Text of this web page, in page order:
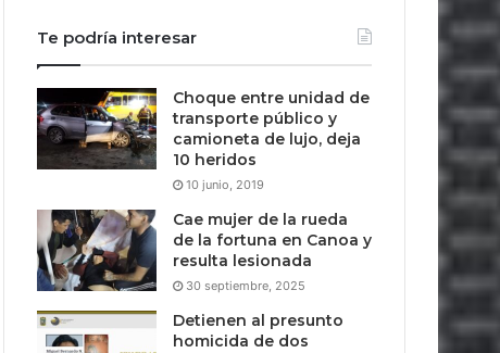
Te podría interesar
Choque entre unidad de
transporte público y
camioneta de lujo, deja
10 heridos
10 junio, 2019
Cae mujer de la rueda
de la fortuna en Canoa y
resulta lesionada
30 septiembre, 2025
Detienen al presunto
homicida de dos